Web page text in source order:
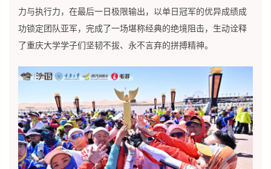
力与执行力，在最后一日极限输出，以单日冠军的优异成绩成
功锁定团队亚军，完成了一场堪称经典的绝境阻击，生动诠释
了重庆大学学子们坚韧不拔、永不言弃的拼搏精神。